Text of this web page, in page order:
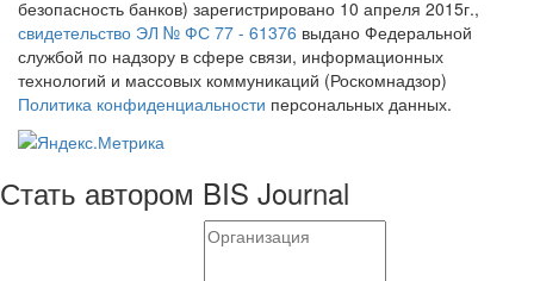
безопасность банков) зарегистрировано 10 апреля 2015г.,
свидетельство ЭЛ № ФС 77 - 61376 выдано Федеральной
службой по надзору в сфере связи, информационных
технологий и массовых коммуникаций (Роскомнадзор)
Политика конфиденциальности персональных данных.
Стать автором BIS Journal